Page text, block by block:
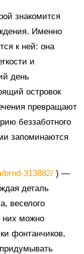
знакомится
Именно
к ней: она
и
день
островок
превращают
беззаботного
запоминаются
brnd-313882/ ) —
деталь
веселого
них можно
фонтанчиков,